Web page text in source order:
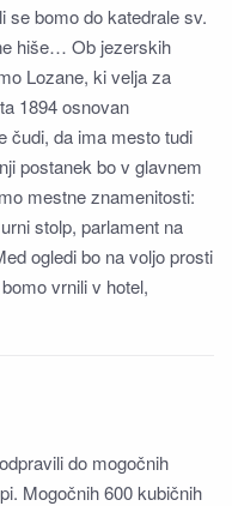
se bomo do katedrale sv.
hiše… Ob jezerskih
Lozane, ki velja za
1894 osnovan
čudi, da ima mesto tudi
postanek bo v glavnem
mestne znamenitosti:
stolp, parlament na
ogledi bo na voljo prosti
vrnili v hotel,
do mogočnih
Mogočnih 600 kubičnih